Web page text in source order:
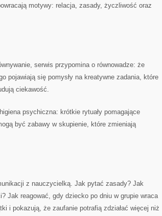
motywy: relacja, zasady, życzliwość oraz
serwis przypomina o równowadze: że
pojawiają się pomysły na kreatywne zadania, które
ciekawość.
psychiczna: krótkie rytuały pomagające
być zabawy w skupienie, które zmieniają
z nauczycielką. Jak pytać zasady? Jak
Jak reagować, gdy dziecko po dniu w grupie wraca
i pokazują, że zaufanie potrafią zdziałać więcej niż